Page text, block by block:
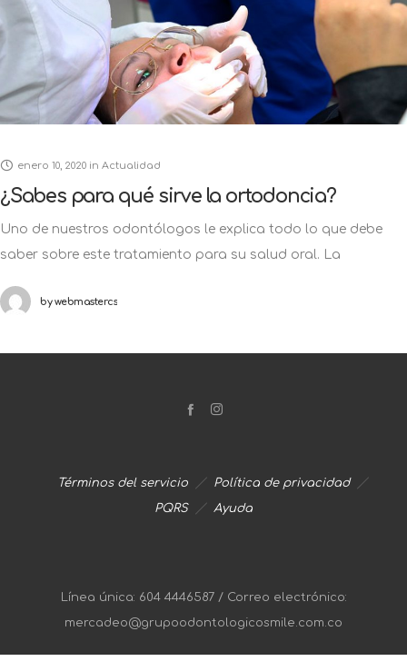
enero 10, 2020 in Actualidad
¿Sabes para qué sirve la ortodoncia?
Uno de nuestros odontólogos le explica todo lo que debe
saber sobre este tratamiento para su salud oral. La
contribuir
bywebmastercs
Términos del servicio
Política de privacidad
PQRS
Ayuda
Línea única: 604 4446587 / Correo electrónico:
mercadeo@grupoodontologicosmile.com.co